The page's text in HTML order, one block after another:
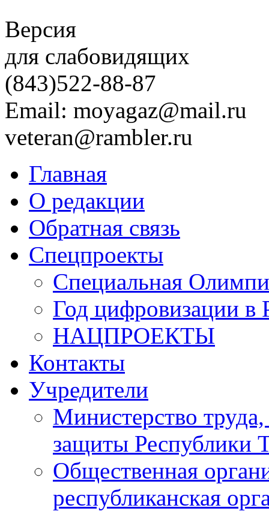
Версия
для слабовидящих
(843)522-88-87
Email: moyagaz@mail.ru
veteran@rambler.ru
Главная
О редакции
Обратная связь
Спецпроекты
Специальная
Год цифровизации в
НАЦПРОЕКТЫ
Контакты
Учредители
Министерство
защиты Республики
Общественная
республиканская